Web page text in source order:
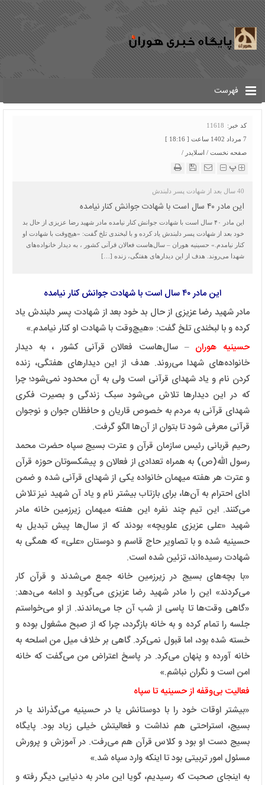
فهرست
کد خبر: 11618
7 مرداد 1402 ساعت [ 18:16 ]
صفحه نخست / اسلایدر /
پ
40 سال بعد از شهادت پسر دلبندش
این مادر ۴۰ سال است با شهادت جوانش کنار نیامده
این مادر ۴۰ سال است با شهادت جوانش کنار نیامده مادر شهید رضا عزیزی از حال بد
خود بعد از شهادت پسر دلبندش یاد کرده و با لبخندی تلخ گفت: «هیچ‌وقت با شهادت او
کنار نیامدم.» حسینیه هوران – سال‌هاست فعالان قرآنی کشور ، به دیدار خانواده‌های
شهدا می‌روند. هدف از این دیدارهای هفتگی، زنده […]
این مادر ۴۰ سال است با شهادت جوانش کنار نیامده
مادر شهید رضا عزیزی از حال بد خود بعد از شهادت پسر دلبندش یاد
کرده و با لبخندی تلخ گفت: «هیچ‌وقت با شهادت او کنار نیامدم.»
حسینیه هوران – سال‌هاست فعالان قرآنی کشور ، به دیدار
خانواده‌های شهدا می‌روند. هدف از این دیدارهای هفتگی، زنده
کردن نام و یاد شهدای قرآنی است ولی به آن محدود نمی‌شود؛ چرا
که در این دیدارها تلاش می‌شود سبک زندگی و بصیرت فکری
شهدای قرآنی به مردم به خصوص قاریان و حافظان جوان و نوجوان
قرآنی معرفی شود تا بتوان از آن‌ها الگو گرفت.
رحیم قربانی رئیس سازمان قرآن و عترت بسیج سپاه حضرت محمد
رسول الله(ص) به همراه تعدادی از فعالان و پیشکسوتان حوزه قرآن
و عترت هر هفته میهمان خانواده یکی از شهدای قرآنی شده و ضمن
ادای احترام به آن‌ها، برای بازتاب بیشتر نام و یاد آن شهید نیز تلاش
می‌کنند. این تیم چند نفره این هفته میهمان زیرزمین خانه مادر
شهید «علی عزیزی علویچه» بودند که از سال‌ها پیش تبدیل به
حسینیه شده و با تصاویر حاج قاسم و دوستان «علی» که همگی به
شهادت رسیده‌اند،‌ تزئین شده است.
«با بچه‌های بسیج در زیرزمین خانه جمع می‌شدند و قرآن کار
می‌کردند» این را مادر شهید رضا عزیزی می‌گوید و ادامه می‌دهد:
«گاهی وقت‌ها تا پاسی از شب آن جا می‌ماندند. از او می‌خواستم
جلسه را تمام کرده و به خانه بازگردد، چرا که از صبح مشغول بوده و
خسته شده بود، اما قبول نمی‌کرد. گاهی بر خلاف میل من اسلحه به
خانه آورده و پنهان می‌کرد. در پاسخ اعتراض من می‌گفت که خانه
امن است و نگران نباشم.»
فعالیت بی‌وقفه از حسینیه تا سپاه
«بیشتر اوقات خود را با دوستانش یا در حسینیه می‌گذراند یا در
بسیج، استراحتی هم نداشت و فعالیتش خیلی زیاد بود. پایگاه
بسیج دست او بود و کلاس قرآن هم می‌رفت. در آموزش و پرورش
مسئول امور تربیتی بود تا اینکه وارد سپاه شد.»
به اینجای صحبت که رسیدیم، گویا این مادر به دنیایی دیگر رفته و